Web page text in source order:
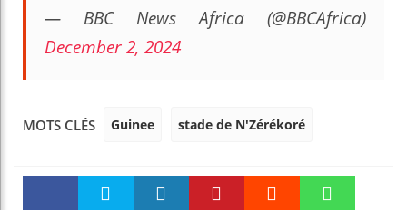
— BBC News Africa (@BBCAfrica)
December 2, 2024
MOTS CLÉS Guinee stade de N'Zérékoré